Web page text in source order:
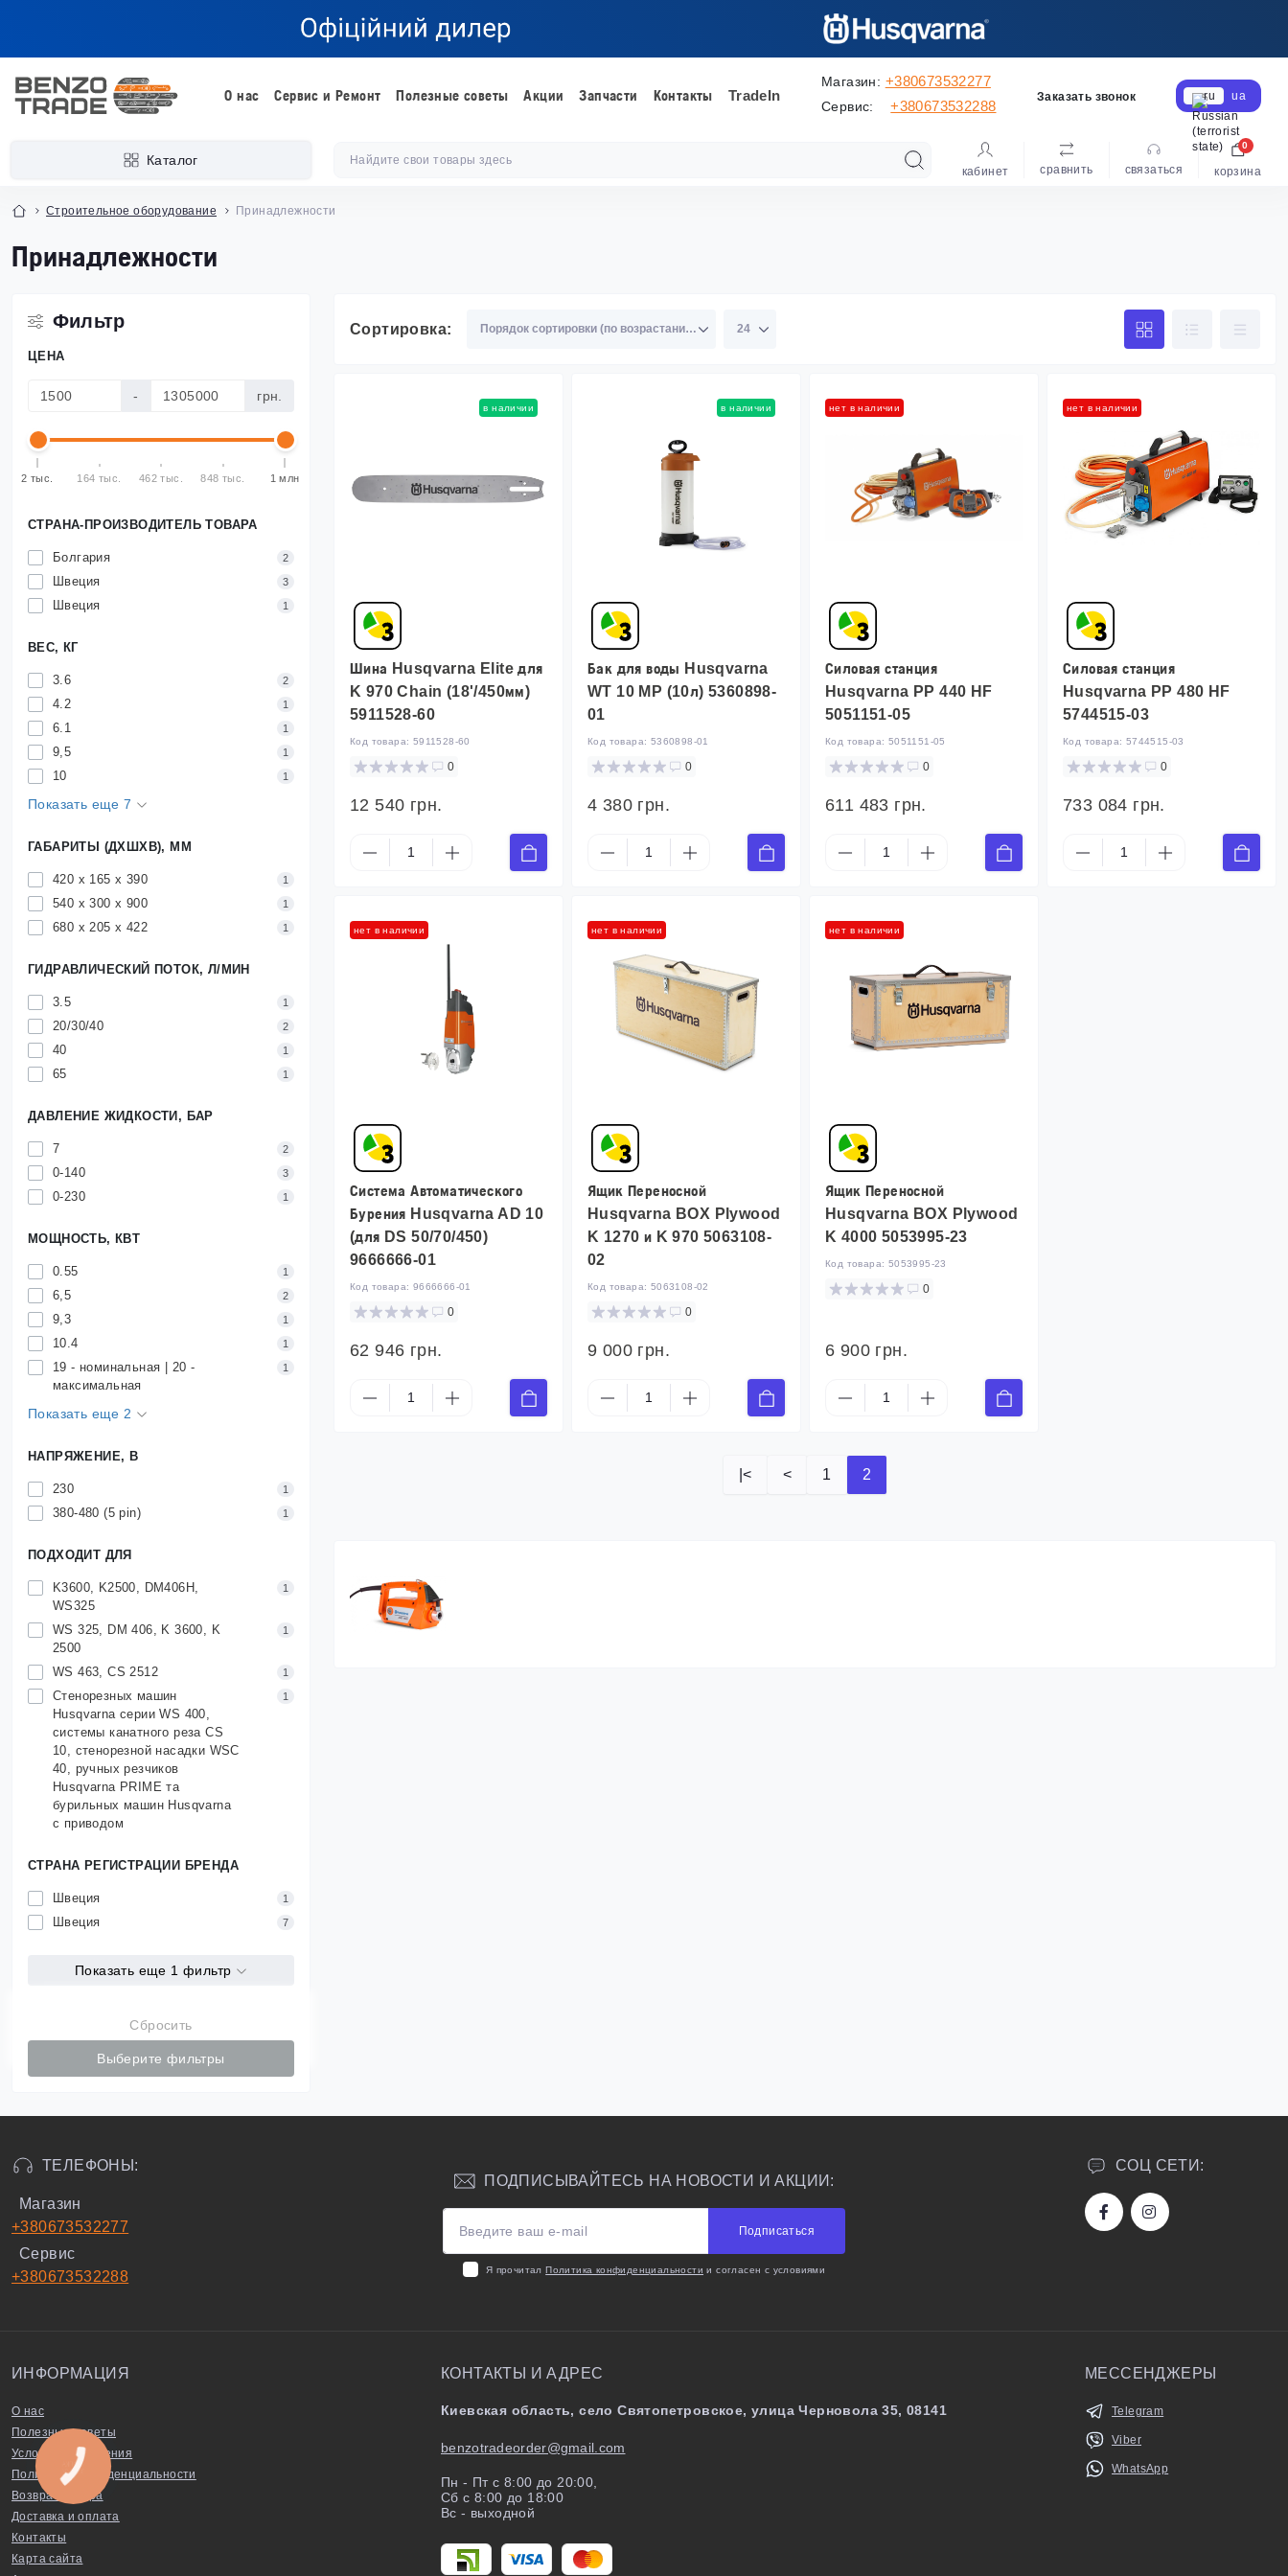
О нас Сервис и Ремонт Полезные советы Акции Запчасти Контакты TradeIn
Магазин: +380673532277
Сервис: +380673532288
Заказать звонок ru ua
Каталог
кабинет сравнить cвязаться корзина
0
Строительное оборудование Принадлежности
Принадлежности
Фильтр
ЦЕНА
- грн.
2 тыс. 164 тыс. 462 тыс. 848 тыс. 1 млн
СТРАНА-ПРОИЗВОДИТЕЛЬ ТОВАРА
Болгария 2
Швеция 3
Швеция 1
ВЕС, КГ
3.6 2
4.2 1
6.1 1
9,5 1
10 1
Показать еще 7
ГАБАРИТЫ (ДХШХВ), ММ
420 x 165 x 390 1
540 x 300 x 900 1
680 х 205 х 422 1
ГИДРАВЛИЧЕСКИЙ ПОТОК, Л/МИН
3.5 1
20/30/40 2
40 1
65 1
ДАВЛЕНИЕ ЖИДКОСТИ, БАР
7 2
0-140 3
0-230 1
МОЩНОСТЬ, КВТ
0.55 1
6,5 2
9,3 1
10.4 1
19 - номинальная | 20 -
максимальная
1
Показать еще 2
НАПРЯЖЕНИЕ, В
230 1
380-480 (5 pin) 1
ПОДХОДИТ ДЛЯ
K3600, K2500, DM406H,
WS325
1
WS 325, DM 406, K 3600, K
2500
1
WS 463, CS 2512 1
Стенорезных машин
Husqvarna серии WS 400,
системы канатного реза CS
10, стенорезной насадки WSC
40, ручных резчиков
Husqvarna PRIME та
бурильных машин Husqvarna
с приводом
1
СТРАНА РЕГИСТРАЦИИ БРЕНДА
Швеция 1
Швеция 7
Показать еще 1 фильтр
Сбросить
Выберите фильтры
Сортировка:
в наличии
Шина Husqvarna Elite для
K 970 Chain (18'/450мм)
5911528-60
Код товара: 5911528-60
0
12 540 грн.
в наличии
Бак для воды Husqvarna
WT 10 MP (10л) 5360898-
01
Код товара: 5360898-01
0
4 380 грн.
нет в наличии
Силовая станция
Husqvarna PP 440 HF
5051151-05
Код товара: 5051151-05
0
611 483 грн.
нет в наличии
Силовая станция
Husqvarna PP 480 HF
5744515-03
Код товара: 5744515-03
0
733 084 грн.
нет в наличии
Система Автоматического
Бурения Husqvarna AD 10
(для DS 50/70/450)
9666666-01
Код товара: 9666666-01
0
62 946 грн.
нет в наличии
Ящик Переносной
Husqvarna BOX Plywood
K 1270 и K 970 5063108-
02
Код товара: 5063108-02
0
9 000 грн.
нет в наличии
Ящик Переносной
Husqvarna BOX Plywood
K 4000 5053995-23
Код товара: 5053995-23
0
6 900 грн.
|< < 1 2
ТЕЛЕФОНЫ:
Магазин
+380673532277
Сервис
+380673532288
СОЦ СЕТИ:
ПОДПИСЫВАЙТЕСЬ НА НОВОСТИ И АКЦИИ:
Подписаться
Я прочиталПолитика конфиденциальности и согласен с условиями
ИНФОРМАЦИЯ
О нас
Полезные советы
Условия соглашения
Политика конфиденциальности
Возврат товара
Доставка и оплата
Контакты
Карта сайта
КОНТАКТЫ И АДРЕС
Киевская область, село Святопетровское, улица Черновола 35, 08141
benzotradeorder@gmail.com
Пн - Пт с 8:00 до 20:00,
Сб с 8:00 до 18:00
Вс - выходной
МЕССЕНДЖЕРЫ
Telegram
Viber
WhatsApp